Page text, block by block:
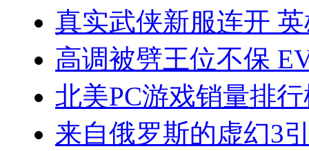
真实武侠新服连开
高调被劈王位不保
北美PC游戏销量排
来自俄罗斯的虚幻3